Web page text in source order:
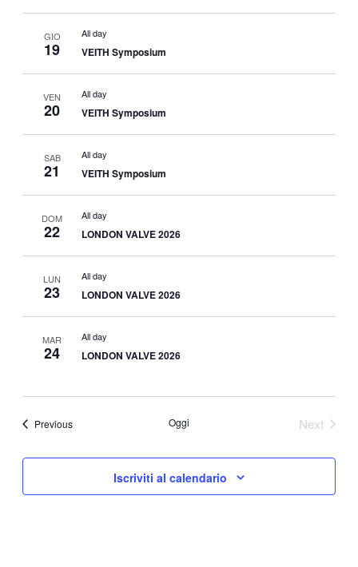
GIO
19
All day
VEITH Symposium
VEN
20
All day
VEITH Symposium
SAB
21
All day
VEITH Symposium
DOM
22
All day
LONDON VALVE 2026
LUN
23
All day
LONDON VALVE 2026
MAR
24
All day
LONDON VALVE 2026
PreviousEventi Oggi
Next
Iscriviti al calendario